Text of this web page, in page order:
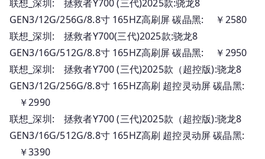
联想_深圳: 拯救者Y700 (三代)2025款:骁龙8
GEN3/12G/256G/8.8寸 165HZ高刷屏 碳晶黑: ￥2580
联想_深圳: 拯救者Y700(三代)2025款:骁龙8
GEN3/16G/512G/8.8寸 165HZ高刷屏 碳晶黑: ￥2950
联想_深圳: 拯救者Y700 (三代)2025款（超控版):骁龙8
GEN3/12G/256G/8.8寸 165HZ高刷 超控灵动屏 碳晶黑:
￥2990
联想_深圳: 拯救者Y700 (三代)2025款（超控版):骁龙8
GEN3/16G/512G/8.8寸 165HZ高刷 超控灵动屏 碳晶黑:
￥3390